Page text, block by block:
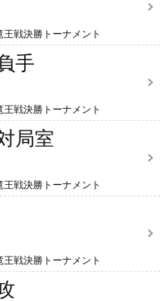
王戦決勝トーナメント
手
王戦決勝トーナメント
局室
王戦決勝トーナメント
王戦決勝トーナメント